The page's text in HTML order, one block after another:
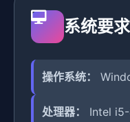
系统要求
操作系统：
处理器：
Intel